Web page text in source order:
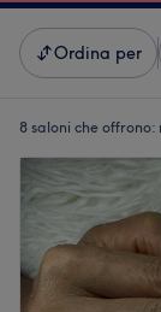
Ordina per
8 saloni che offrono: